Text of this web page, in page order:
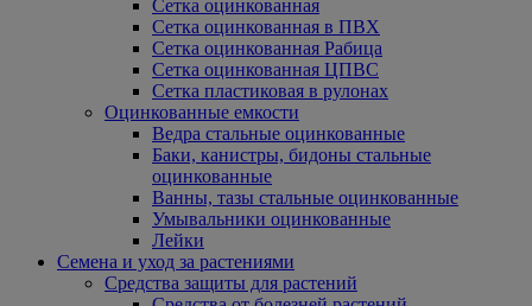
Сетка оцинкованная
Сетка оцинкованная в ПВХ
Сетка оцинкованная Рабица
Сетка оцинкованная ЦПВС
Сетка пластиковая в рулонах
Оцинкованные емкости
Ведра стальные оцинкованные
Баки, канистры, бидоны стальные
оцинкованные
Ванны, тазы стальные оцинкованные
Умывальники оцинкованные
Лейки
Семена и уход за растениями
Средства защиты для растений